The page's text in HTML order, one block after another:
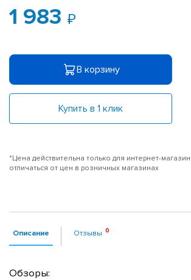
1 983
В корзину
Купить в 1 клик
*Цена действительна только для интернет-
отличаться от цен в розничных магазинах
Описание Отзывы
Обзоры: